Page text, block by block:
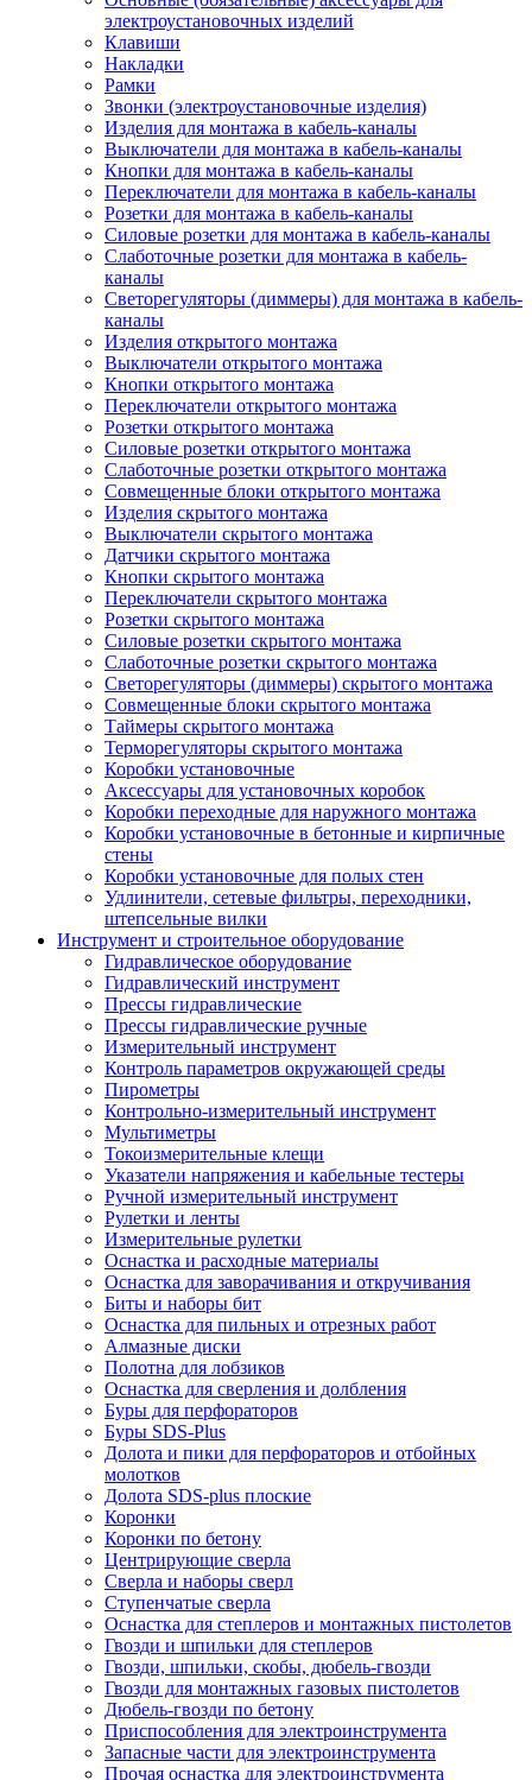
электроустановочных изделий
Клавиши
Накладки
Рамки
Звонки (электроустановочные изделия)
Изделия для монтажа в кабель-каналы
Выключатели для монтажа в кабель-каналы
Кнопки для монтажа в кабель-каналы
Переключатели для монтажа в кабель-каналы
Розетки для монтажа в кабель-каналы
Силовые розетки для монтажа в кабель-каналы
Слаботочные розетки для монтажа в кабель-
каналы
Светорегуляторы (диммеры) для монтажа в кабель-
каналы
Изделия открытого монтажа
Выключатели открытого монтажа
Кнопки открытого монтажа
Переключатели открытого монтажа
Розетки открытого монтажа
Силовые розетки открытого монтажа
Слаботочные розетки открытого монтажа
Совмещенные блоки открытого монтажа
Изделия скрытого монтажа
Выключатели скрытого монтажа
Датчики скрытого монтажа
Кнопки скрытого монтажа
Переключатели скрытого монтажа
Розетки скрытого монтажа
Силовые розетки скрытого монтажа
Слаботочные розетки скрытого монтажа
Светорегуляторы (диммеры) скрытого монтажа
Совмещенные блоки скрытого монтажа
Таймеры скрытого монтажа
Терморегуляторы скрытого монтажа
Коробки установочные
Аксессуары для установочных коробок
Коробки переходные для наружного монтажа
Коробки установочные в бетонные и кирпичные
стены
Коробки установочные для полых стен
Удлинители, сетевые фильтры, переходники,
штепсельные вилки
Инструмент и строительное оборудование
Гидравлическое оборудование
Гидравлический инструмент
Прессы гидравлические
Прессы гидравлические ручные
Измерительный инструмент
Контроль параметров окружающей среды
Пирометры
Контрольно-измерительный инструмент
Мультиметры
Токоизмерительные клещи
Указатели напряжения и кабельные тестеры
Ручной измерительный инструмент
Рулетки и ленты
Измерительные рулетки
Оснастка и расходные материалы
Оснастка для заворачивания и откручивания
Биты и наборы бит
Оснастка для пильных и отрезных работ
Алмазные диски
Полотна для лобзиков
Оснастка для сверления и долбления
Буры для перфораторов
Буры SDS-Plus
Долота и пики для перфораторов и отбойных
молотков
Долота SDS-plus плоские
Коронки
Коронки по бетону
Центрирующие сверла
Сверла и наборы сверл
Ступенчатые сверла
Оснастка для степлеров и монтажных пистолетов
Гвозди и шпильки для степлеров
Гвозди, шпильки, скобы, дюбель-гвозди
Гвозди для монтажных газовых пистолетов
Дюбель-гвозди по бетону
Приспособления для электроинструмента
Запасные части для электроинструмента
Прочая оснастка для электроинструмента